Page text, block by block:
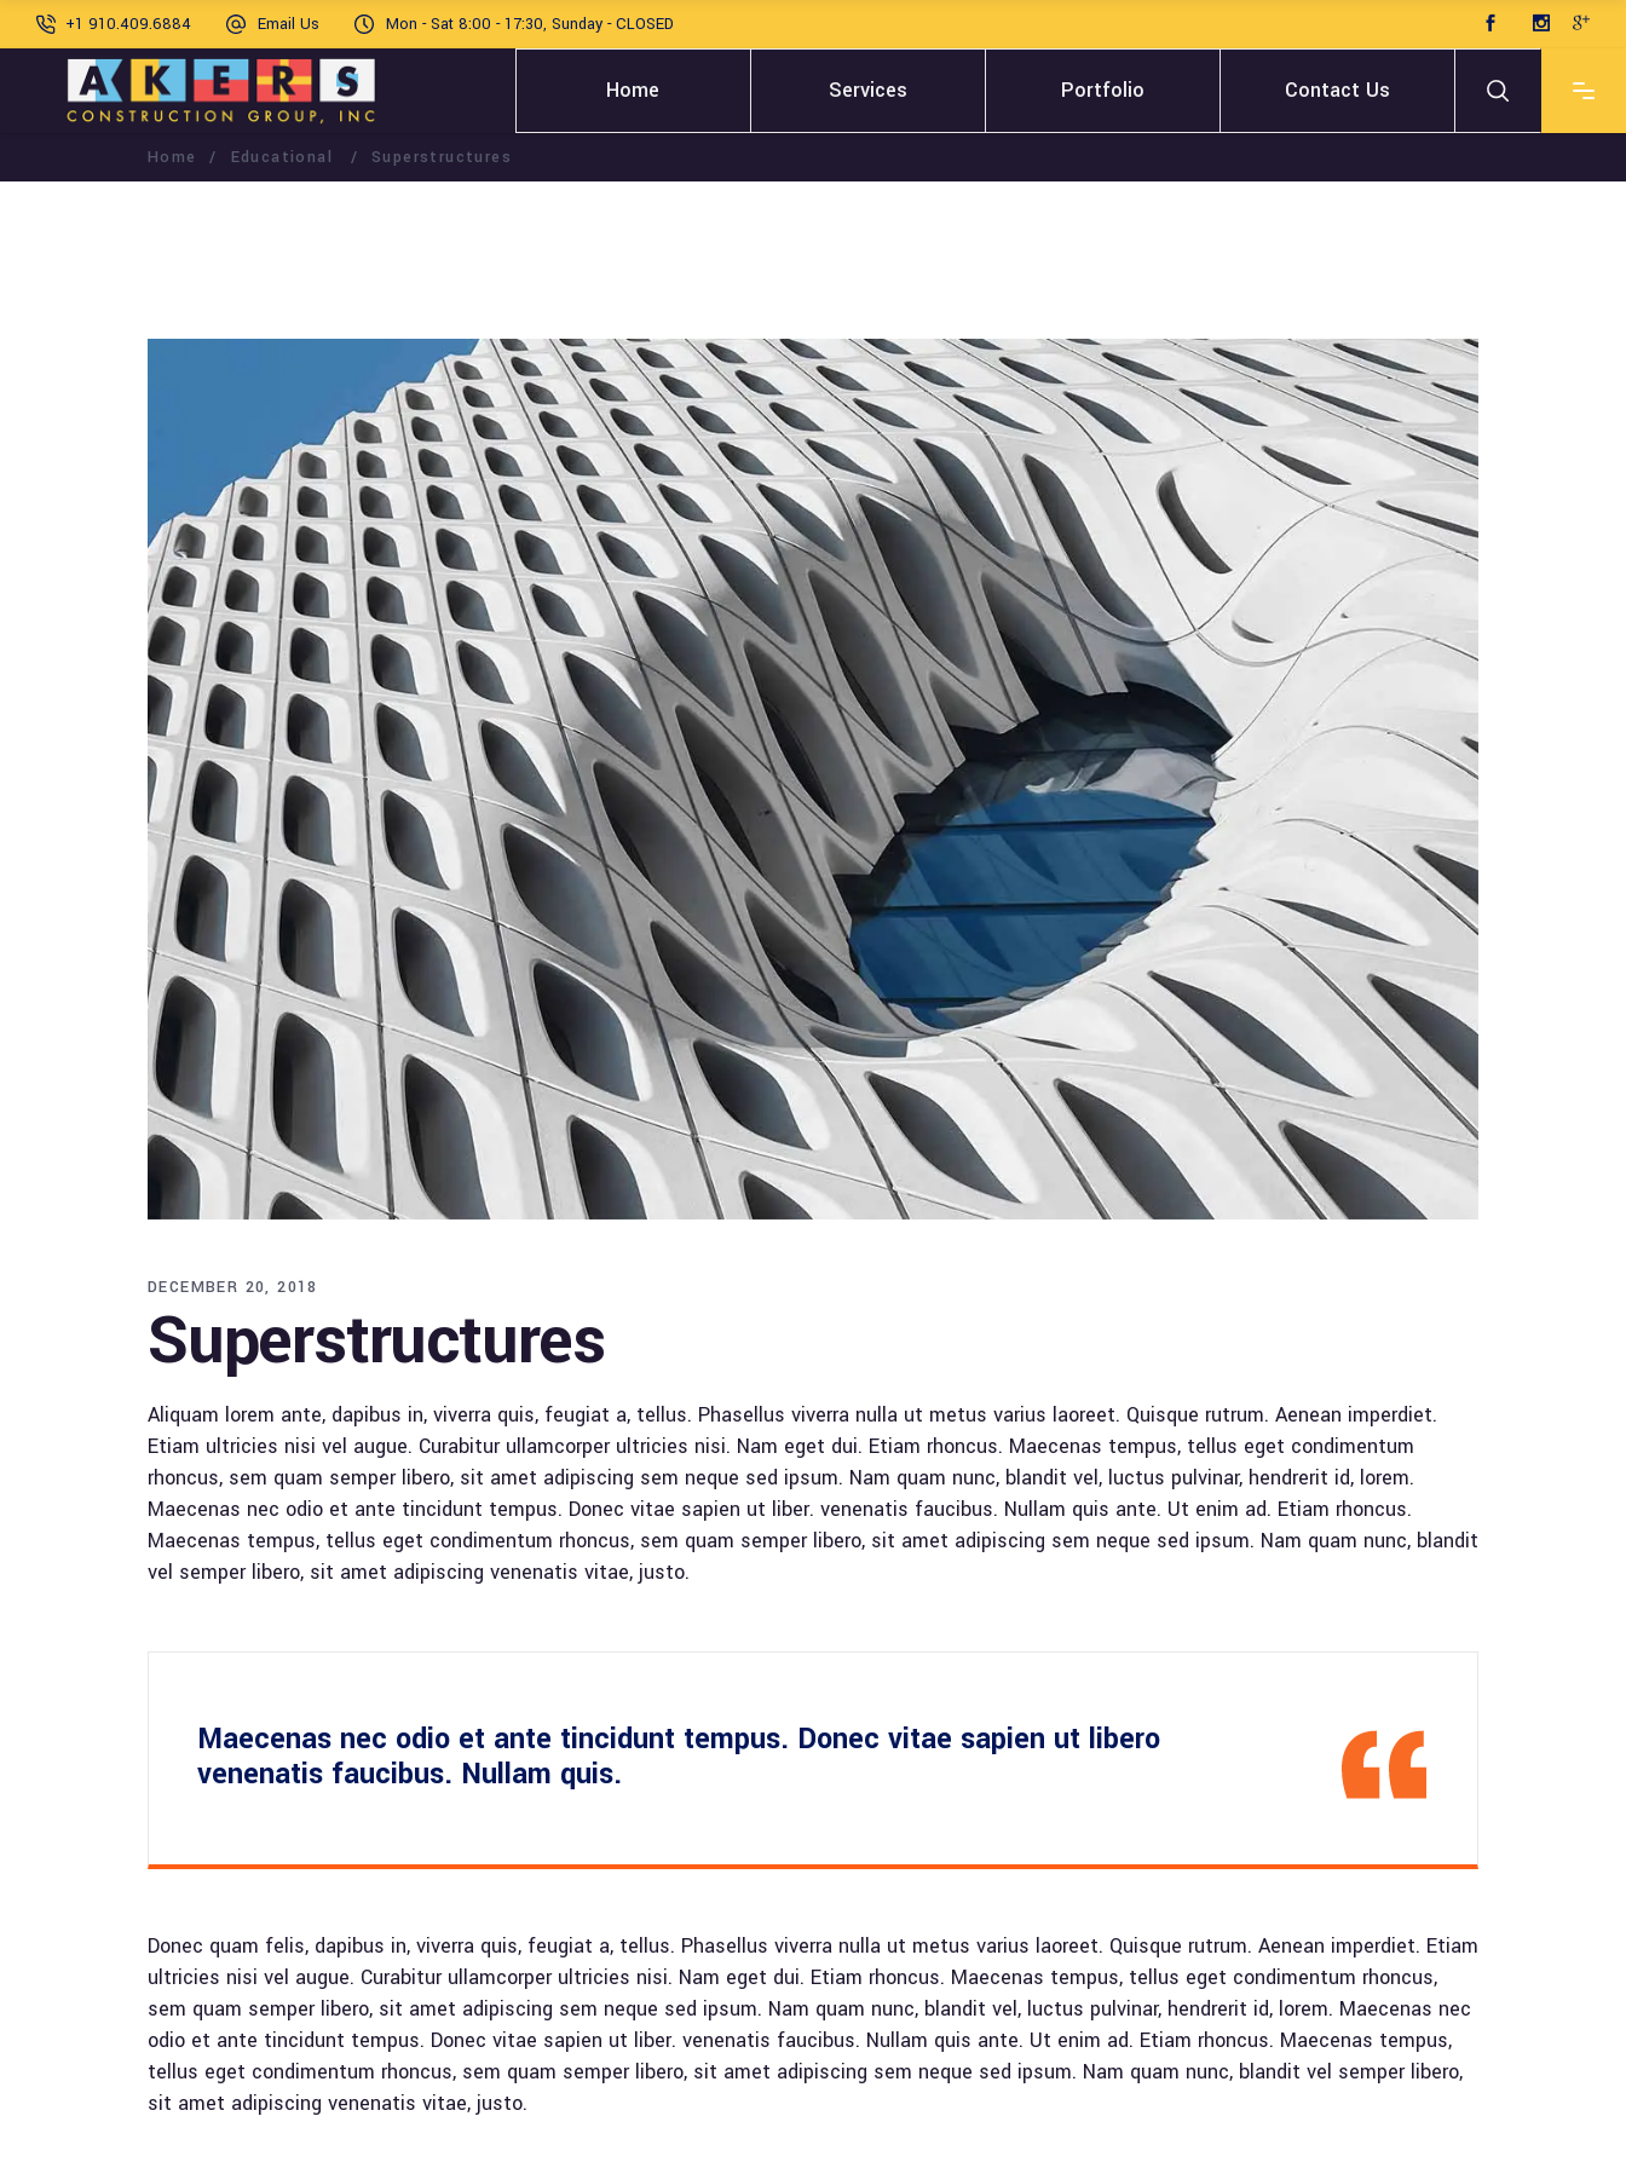
+1 910.409.6884 Email Us Mon - Sat 8:00 - 17:30, Sunday - CLOSED
Home Services Portfolio Contact Us
Home / Educational / Superstructures
DECEMBER 20, 2018
Superstructures
Aliquam lorem ante, dapibus in, viverra quis, feugiat a, tellus. Phasellus viverra nulla ut metus varius laoreet. Quisque rutrum. Aenean imperdiet.
Etiam ultricies nisi vel augue. Curabitur ullamcorper ultricies nisi. Nam eget dui. Etiam rhoncus. Maecenas tempus, tellus eget condimentum
rhoncus, sem quam semper libero, sit amet adipiscing sem neque sed ipsum. Nam quam nunc, blandit vel, luctus pulvinar, hendrerit id, lorem.
Maecenas nec odio et ante tincidunt tempus. Donec vitae sapien ut liber. venenatis faucibus. Nullam quis ante. Ut enim ad. Etiam rhoncus.
Maecenas tempus, tellus eget condimentum rhoncus, sem quam semper libero, sit amet adipiscing sem neque sed ipsum. Nam quam nunc, blandit
vel semper libero, sit amet adipiscing venenatis vitae, justo.
Maecenas nec odio et ante tincidunt tempus. Donec vitae sapien ut libero
venenatis faucibus. Nullam quis.
Donec quam felis, dapibus in, viverra quis, feugiat a, tellus. Phasellus viverra nulla ut metus varius laoreet. Quisque rutrum. Aenean imperdiet. Etiam
ultricies nisi vel augue. Curabitur ullamcorper ultricies nisi. Nam eget dui. Etiam rhoncus. Maecenas tempus, tellus eget condimentum rhoncus,
sem quam semper libero, sit amet adipiscing sem neque sed ipsum. Nam quam nunc, blandit vel, luctus pulvinar, hendrerit id, lorem. Maecenas nec
odio et ante tincidunt tempus. Donec vitae sapien ut liber. venenatis faucibus. Nullam quis ante. Ut enim ad. Etiam rhoncus. Maecenas tempus,
tellus eget condimentum rhoncus, sem quam semper libero, sit amet adipiscing sem neque sed ipsum. Nam quam nunc, blandit vel semper libero,
sit amet adipiscing venenatis vitae, justo.